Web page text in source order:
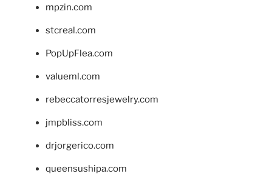
mpzin.com
stcreal.com
PopUpFlea.com
valueml.com
rebeccatorresjewelry.com
jmpbliss.com
drjorgerico.com
queensushipa.com